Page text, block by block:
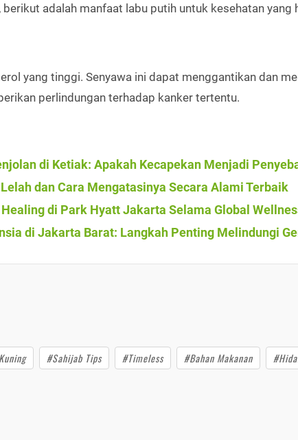
, berikut adalah manfaat labu putih untuk kesehatan yang
yang tinggi. Senyawa ini dapat menggantikan dan
perlindungan terhadap kanker tertentu.
di Ketiak: Apakah Kecapekan Menjadi
dan Cara Mengatasinya Secara Alami Terbaik
di Park Hyatt Jakarta Selama Global
di Jakarta Barat: Langkah Penting Melindungi
#Sahijab Tips #Timeless #Bahan Makanan